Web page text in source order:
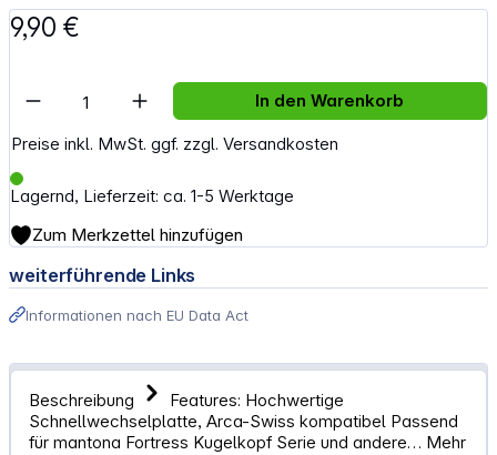
9,90 €
Preise inkl. MwSt. ggf. zzgl. Versandkosten
Lagernd, Lieferzeit: ca. 1-5 Werktage
Artikel Anzahl: Gib den gewünschten
In den Warenkorb
Zum Merkzettel hinzufügen
weiterführende Links
Informationen nach EU Data Act
Beschreibung
Features: Hochwertige
Schnellwechselplatte, Arca-Swiss kompatibel Passend
für mantona Fortress Kugelkopf Serie und andere… Mehr